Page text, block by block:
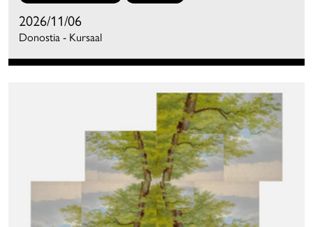
2026/11/06
Donostia - Kursaal